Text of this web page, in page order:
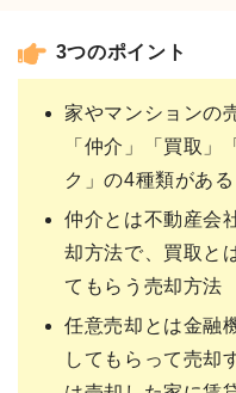
3つのポイント
家やマンションの
「仲介」「買取」
ク」の4種類がある
仲介とは不動産会
却方法で、買取と
てもらう売却方法
任意売却とは金融
してもらって売却